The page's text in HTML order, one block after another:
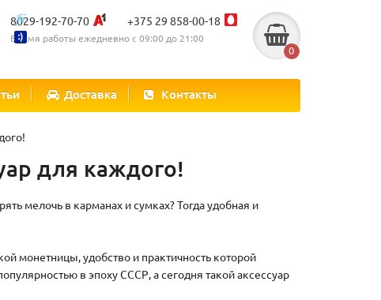
8029-192-70-70 +375 29 858-00-18
Время работы ежедневно с 09:00 до 21:00
0
Доставка Контакты
для каждого!
мелочь в карманах и сумках? Тогда удобная и
монетницы, удобство и практичность которой
в эпоху СССР, а сегодня такой аксессуар